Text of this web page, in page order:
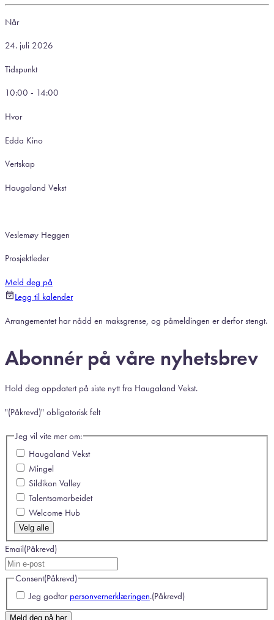
Når
24. juli 2026
Tidspunkt
10:00 - 14:00
Hvor
Edda Kino
Vertskap
Haugaland Vekst
Veslemøy Heggen
Prosjektleder
Meld deg på
Legg til kalender
Arrangementet har nådd en maksgrense, og påmeldingen er derfor stengt.
Abonnér på våre nyhetsbrev
Hold deg oppdatert på siste nytt fra Haugaland Vekst.
"(Påkrevd)" obligatorisk felt
Jeg vil vite mer om:
Haugaland Vekst
Mingel
Sildikon Valley
Talentsamarbeidet
Welcome Hub
Velg alle
Email(Påkrevd)
Consent(Påkrevd)
Jeg godtar personvernerklæringen.(Påkrevd)
Meld deg på her